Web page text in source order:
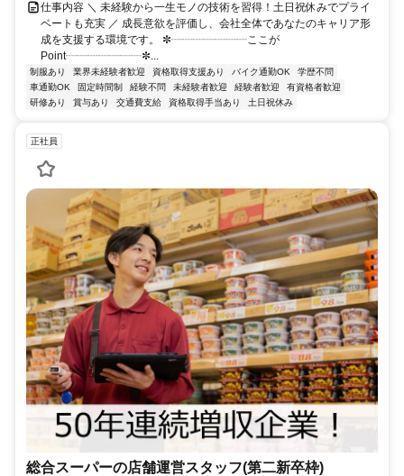
仕事内容 ＼ 未経験から一生モノの技術を習得！土日祝休みでプライ
ベートも充実 ／ 成長意欲を評価し、会社全体であなたのキャリア形
成を支援する環境です。 ✼┈┈┈┈┈┈┈ここが
Point┈┈┈┈┈┈┈✼...
制服あり 業界未経験者歓迎 資格取得支援あり バイク通勤OK
学歴不問
車通勤OK
固定時間制 経験不問 未経験者歓迎 経験者歓迎
有資格者歓迎
研修あり
賞与あり 交通費支給 資格取得手当あり 土日祝休み
正社員
総合スーパーの店舗運営スタッフ(第二新卒枠)